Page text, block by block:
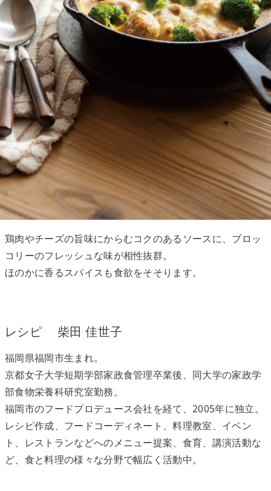
鶏肉やチーズの旨味にからむコクのあるソースに、ブロッ
コリーのフレッシュな味が相性抜群。
ほのかに香るスパイスも食欲をそそります。
レシピ 柴田 佳世子
福岡県福岡市生まれ。
京都女子大学短期学部家政食管理卒業後、同大学の家政学
部食物栄養科研究室勤務。
福岡市のフードプロデュース会社を経て、2005年に独立。
レシピ作成、フードコーディネート、料理教室、イベン
ト、レストランなどへのメニュー提案、食育、講演活動な
ど、食と料理の様々な分野で幅広く活動中。